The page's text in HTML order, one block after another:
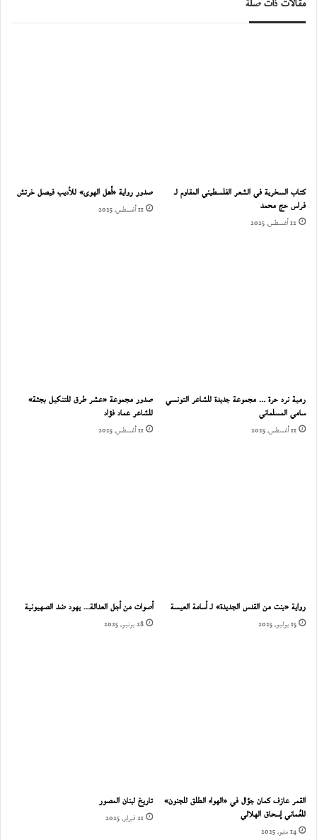
كتاب السخرية في الشعر الفلسطيني المقاوم لـ
فراس حج محمد
12 أغسطس، 2025
صدور رواية «أهل الهوى» للأديب فيصل خرتش
11 أغسطس، 2025
رمية نرد حرة … مجموعة جديدة للشاعر التونسي
سامي المسلماني
11 أغسطس، 2025
صدور مجموعة «عشر طرق للتنكيل بجثة»
للشاعر عماد فؤاد
11 أغسطس، 2025
رواية «بنت من القدس الجديدة» لـ أسامة العيسة
15 يوليو، 2025
أصوات من أجل العدالة… يهود ضد الصهيونية
28 يونيو، 2025
القمر عازف كمان جوّال في «الهواء الطلق للجنون»
للعُماني إسحاق الهلالي
14 مايو، 2025
تاريخ لبنان المصور
21 فبراير، 2025